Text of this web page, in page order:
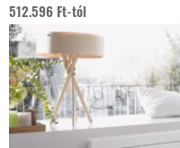
512.596 Ft-tól